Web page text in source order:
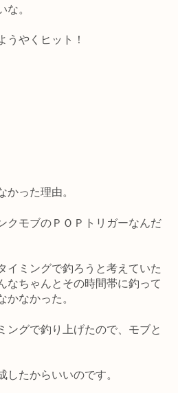
な。
うやくヒット！
かった理由。
クモブのＰＯＰトリガーなんだ
イミングで釣ろうと考えていた
なちゃんとその時間帯に釣って
かなかった。
ングで釣り上げたので、モブと
したからいいのです。